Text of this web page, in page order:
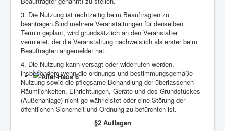
3. Die Nutzung ist rechtzeitig beim Beauftragten zu
beantragen.Sind mehrere Veranstaltungen für denselben
Termin geplant, wird grundsätzlich an den Veranstalter
vermietet, der die Veranstaltung nachweislich als erster beim
Beauftragten angemeldet hat.
4. Die Nutzung kann versagt oder widerrufen werden,
insbesondere wenn die ordnungs-und bestimmungsgemäße
Nutzung sowie die pflegsame Behandlung der überlassenen
Räumlichkeiten, Einrichtungen, Geräte und des Grundstückes
(Außenanlage) nicht ge-währleistet oder eine Störung der
öffentlichen Sicherheit und Ordnung zu befürchten ist.
§2 Auflagen